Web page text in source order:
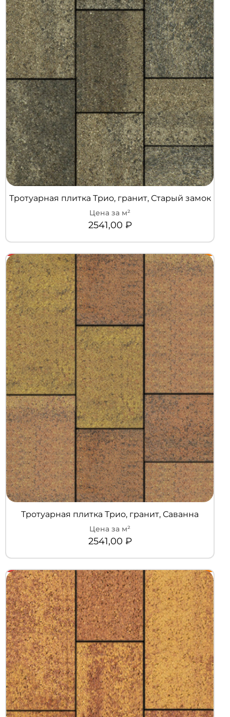
Тротуарная плитка Трио, гранит, Старый замок
2541,00 ₽
Тротуарная плитка Трио, гранит, Саванна
2541,00 ₽